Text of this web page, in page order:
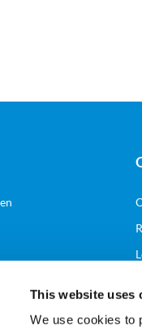
This website uses
We use cookies to